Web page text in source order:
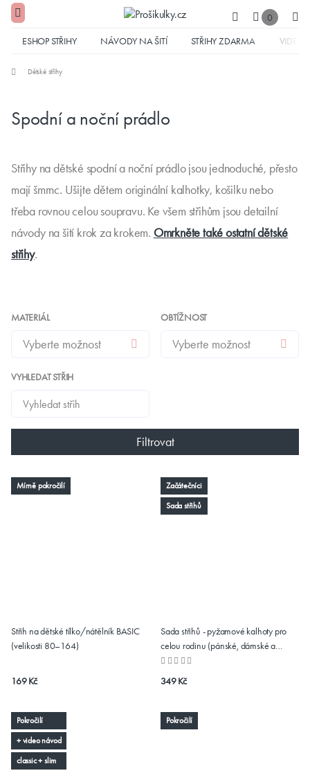
0
ESHOP STŘIHY NÁVODY NA ŠITÍ STŘIHY ZDARMA VIDEA
Dětské střihy
Spodní a noční prádlo
Střihy na dětské spodní a noční prádlo jsou jednoduché, přesto
mají šmrnc. Ušijte dětem originální kalhotky, košilku nebo
třeba rovnou celou soupravu. Ke všem střihům jsou detailní
návody na šití krok za krokem. Omrkněte také ostatní dětské
střihy.
MATERIÁL OBTÍŽNOST
VYHLEDAT STŘIH
Filtrovat
Střih na dětské tílko/nátělník BASIC
(velikosti 80–164)
169 Kč
Mírně pokročilí
Sada střihů - pyžamové kalhoty pro
celou rodinu (pánské, dámské a
dětské) NIGHTY NIGHT
349 Kč
Začátečníci
Sada střihů
Pokročilí
+ video návod
classic + slim
Pokročilí